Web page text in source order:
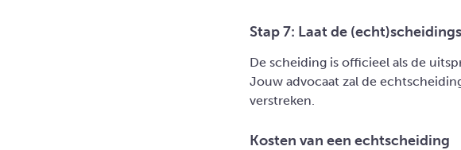
Stap 7: Laat de
De scheiding is officieel als de
Jouw advocaat zal de
verstreken.
Kosten van een echtscheiding